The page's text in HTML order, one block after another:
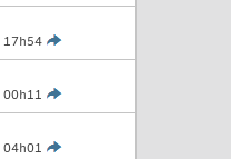
17h54
00h11
04h01